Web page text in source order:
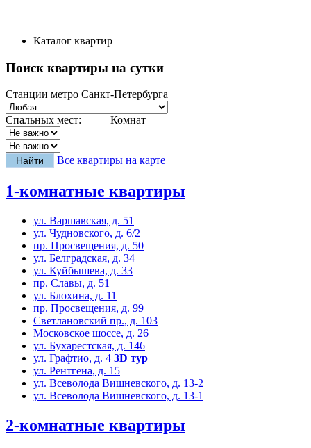
Каталог квартир
Поиск квартиры на сутки
Станции метро Санкт-Петербурга
Спальных мест: Комнат
Все квартиры на карте
1-комнатные квартиры
ул. Варшавская, д. 51
ул. Чудновского, д. 6/2
пр. Просвещения, д. 50
ул. Белградская, д. 34
ул. Куйбышева, д. 33
пр. Славы, д. 51
ул. Блохина, д. 11
пр. Просвещения, д. 99
Светлановский пр., д. 103
Московское шоссе, д. 26
ул. Бухарестская, д. 146
ул. Графтио, д. 4 3D тур
ул. Рентгена, д. 15
ул. Всеволода Вишневского, д. 13-2
ул. Всеволода Вишневского, д. 13-1
2-комнатные квартиры